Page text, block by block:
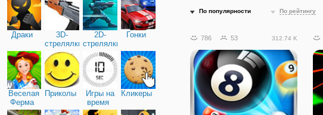
Драки
3D-
стрелялки
2D-
стрелялки
Гонки
Веселая
Ферма
Приколы
Игры на
время
Кликеры
По популярности По рейтингу
786 53 312.74 K